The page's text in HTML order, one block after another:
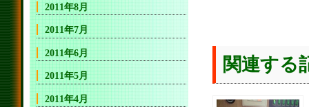
関連する
2011年8月
2011年7月
2011年6月
2011年5月
2011年4月